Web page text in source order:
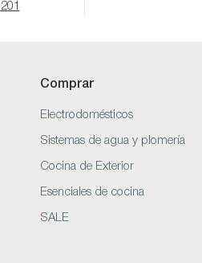
Comprar
Electrodomésticos
Sistemas de agua y plomería
Cocina de Exterior
Esenciales de cocina
SALE